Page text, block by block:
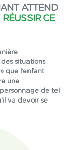
ATTEND
CE
situations
que l’enfant
une
de tel
va devoir se